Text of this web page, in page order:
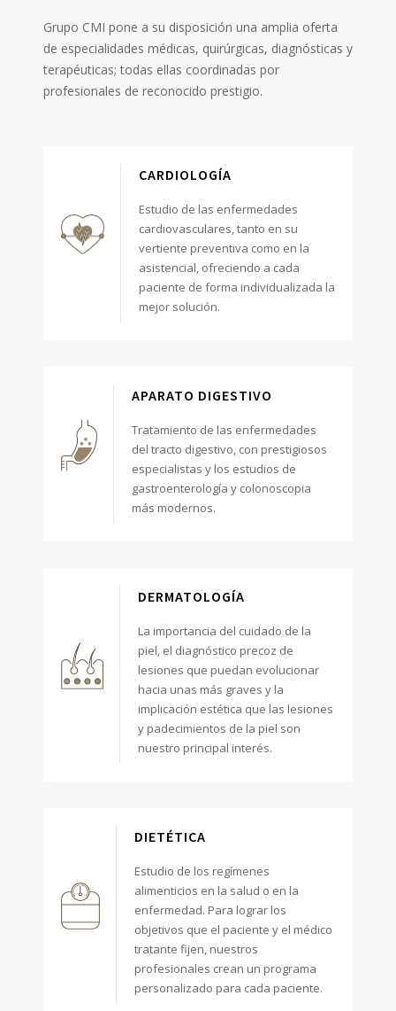
Grupo CMI pone a su disposición una amplia oferta
de especialidades médicas, quirúrgicas, diagnósticas y
terapéuticas; todas ellas coordinadas por
profesionales de reconocido prestigio.
CARDIOLOGÍA
Estudio de las enfermedades
cardiovasculares, tanto en su
vertiente preventiva como en la
asistencial, ofreciendo a cada
paciente de forma individualizada la
mejor solución.
APARATO DIGESTIVO
Tratamiento de las enfermedades
del tracto digestivo, con prestigiosos
especialistas y los estudios de
gastroenterología y colonoscopia
más modernos.
DERMATOLOGÍA
La importancia del cuidado de la
piel, el diagnóstico precoz de
lesiones que puedan evolucionar
hacia unas más graves y la
implicación estética que las lesiones
y padecimientos de la piel son
nuestro principal interés.
DIETÉTICA
Estudio de los regímenes
alimenticios en la salud o en la
enfermedad. Para lograr los
objetivos que el paciente y el médico
tratante fijen, nuestros
profesionales crean un programa
personalizado para cada paciente.